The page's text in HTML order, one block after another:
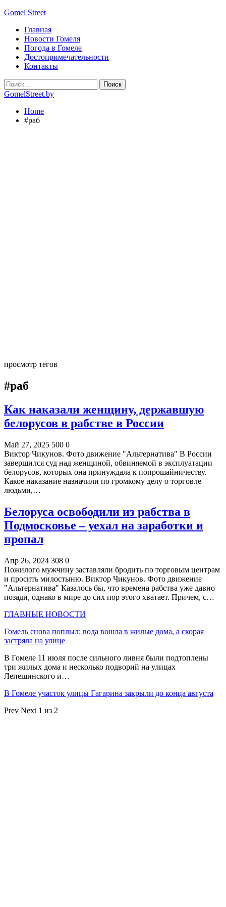
Gomel Street
Главная
Новости Гомеля
Погода в Гомеле
Достопримечательности
Контакты
GomelStreet.by
Home
#раб
просмотр тегов
#раб
Как наказали женщину, державшую
белорусов в рабстве в России
Май 27, 2025 500 0
Виктор Чикунов. Фото движение "Альтернатива" В России
завершился суд над женщиной, обвиняемой в эксплуатации
белорусов, которых она принуждала к попрошайничеству.
Какое наказание назначили по громкому делу о торговле
людьми,…
Белоруса освободили из рабства в
Подмосковье – уехал на заработки и
пропал
Апр 26, 2024 308 0
Пожилого мужчину заставляли бродить по торговым центрам
и просить милостыню. Виктор Чикунов. Фото движение
"Альтернатива" Казалось бы, что времена рабства уже давно
позади, однако в мире до сих пор этого хватает. Причем, с…
ГЛАВНЫЕ НОВОСТИ
Гомель снова поплыл: вода вошла в жилые дома, а скорая
застряла на улице
В Гомеле 11 июля после сильного ливня были подтоплены
три жилых дома и несколько подворий на улицах
Лепешинского и…
В Гомеле участок улицы Гагарина закрыли до конца августа
Prev Next 1 из 2